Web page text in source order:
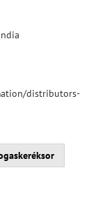
distributors-